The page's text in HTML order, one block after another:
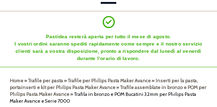
Pastidea resterà aperta per tutto il mese di agosto.
I vostri ordini saranno spediti rapidamente come sempre e il nostro servizio
clienti sarà a vostra disposizione, pronto a rispondere dal lunedì al venerdì
durante l’orario di lavoro.
Home»Trafile per pasta»Trafile per Philips Pasta Maker Avance» Inserti per la pasta,
portainserti e kit per Philips Pasta Maker Avance»Trafile assemblate in bronzo e POM per
Philips Pasta Maker Avance»Trafila in bronzo e POM Bucatini 3.2mm per Philips Pasta
Maker Avance e Serie 7000